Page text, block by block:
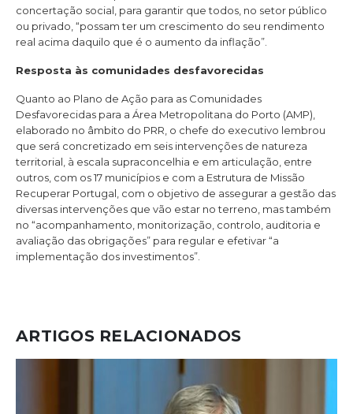
concertação social, para garantir que todos, no setor público
ou privado, “possam ter um crescimento do seu rendimento
real acima daquilo que é o aumento da inflação”.
Resposta às comunidades desfavorecidas
Quanto ao Plano de Ação para as Comunidades
Desfavorecidas para a Área Metropolitana do Porto (AMP),
elaborado no âmbito do PRR, o chefe do executivo lembrou
que será concretizado em seis intervenções de natureza
territorial, à escala supraconcelhia e em articulação, entre
outros, com os 17 municípios e com a Estrutura de Missão
Recuperar Portugal, com o objetivo de assegurar a gestão das
diversas intervenções que vão estar no terreno, mas também
no “acompanhamento, monitorização, controlo, auditoria e
avaliação das obrigações” para regular e efetivar “a
implementação dos investimentos”.
ARTIGOS RELACIONADOS